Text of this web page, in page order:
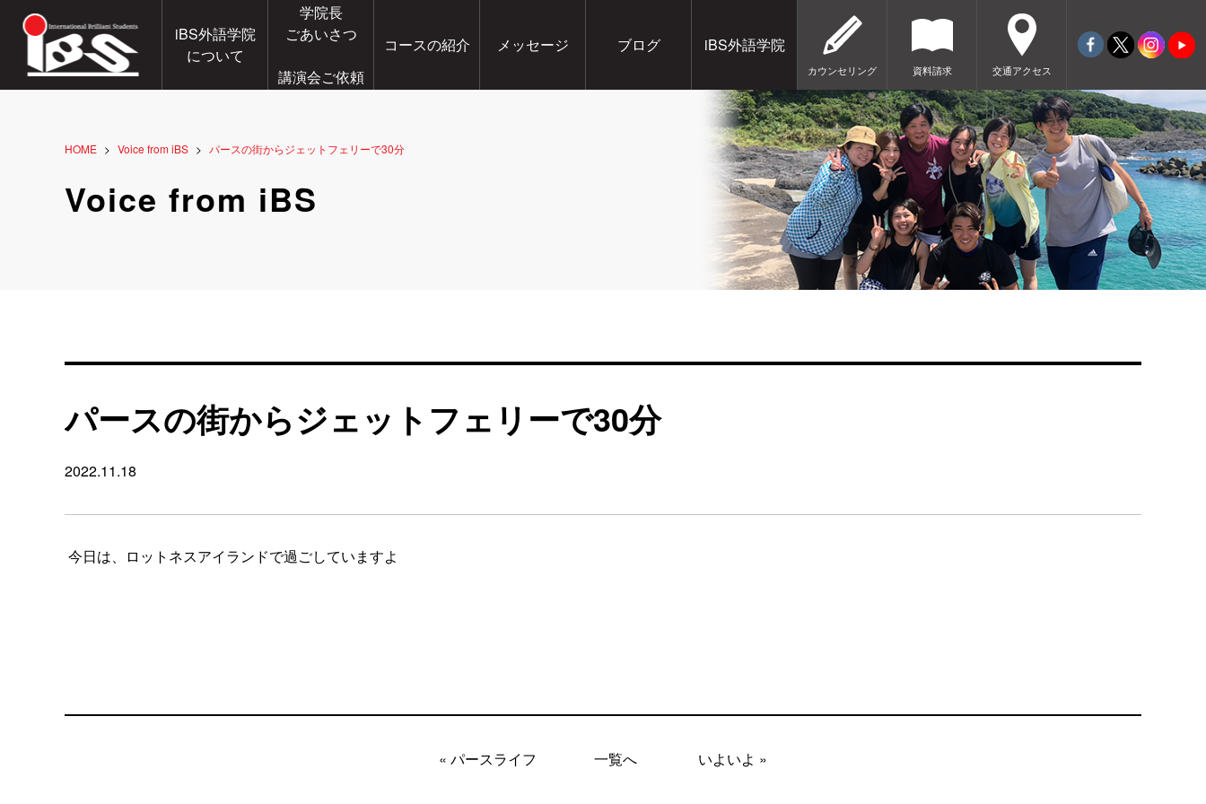
iBS外語学院
について
学院長
ごあいさつ
講演会ご依頼
コースの紹介 メッセージ ブログ iBS外語学院
カウンセリング 資料請求 交通アクセス
HOME Voice from iBS パースの街からジェットフェリーで30分
Voice from iBS
パースの街からジェットフェリーで30分
2022.11.18
今日は、ロットネスアイランドで過ごしていますよ
« パースライフ 一覧へ いよいよ »